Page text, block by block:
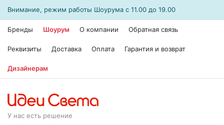
Внимание, режим работы Шоурума с 11.00 до 19.00
Бренды Шоурум О компании Обратная связь
Реквизиты Доставка Оплата Гарантия и возврат
Дизайнерам
У нас есть решение